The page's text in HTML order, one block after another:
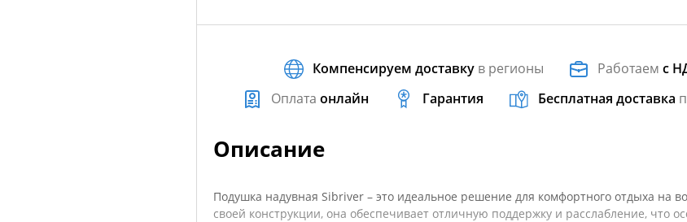
Компенсируем доставку в регионы Работаемс
Оплата онлайн Гарантия Бесплатная доставка
Описание
Подушка надувная Sibriver – это идеальное решение для комфортного отдыха на
своей конструкции, она обеспечивает отличную поддержку и расслабление, что